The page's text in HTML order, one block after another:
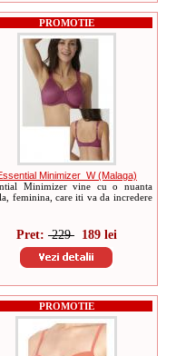
PROMOTIE
Minimizer_W (Malaga)
Minimizer vine cu o nuanta
feminina, care iti va da incredere
Pret: 229189 lei
PROMOTIE